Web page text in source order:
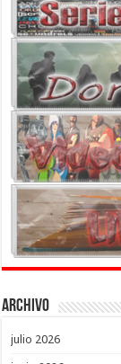
Archivo
julio 2026